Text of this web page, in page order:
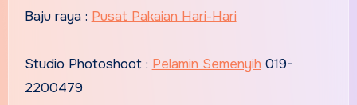
Baju raya : Pusat Pakaian Hari-Hari
Studio Photoshoot : Pelamin Semenyih 019-
2200479